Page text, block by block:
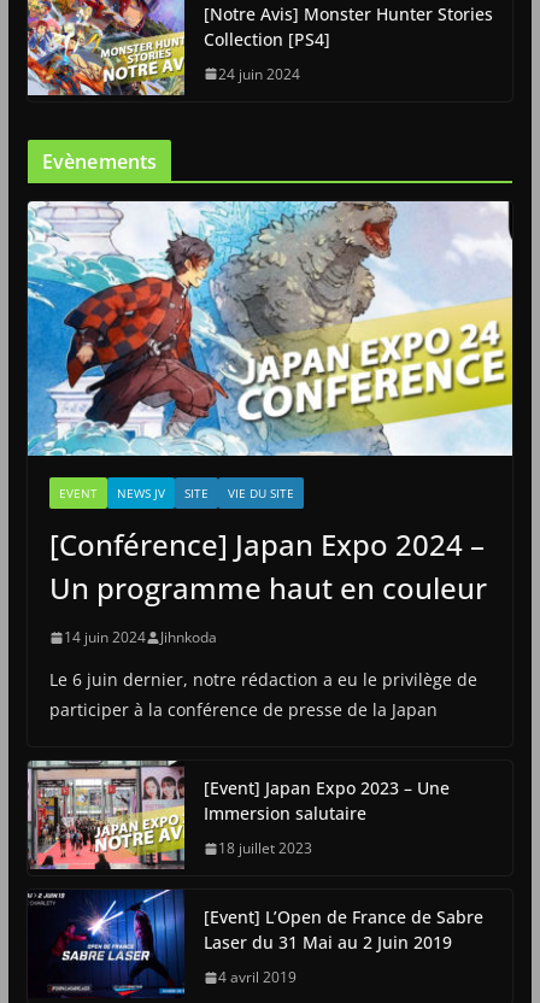
[Notre Avis] Monster Hunter Stories
Collection [PS4]
24 juin 2024
Evènements
EVENT NEWS JV SITE VIE DU SITE
[Conférence] Japan Expo 2024 –
Un programme haut en couleur
14 juin 2024 Jihnkoda
Le 6 juin dernier, notre rédaction a eu le privilège de
participer à la conférence de presse de la Japan
[Event] Japan Expo 2023 – Une
Immersion salutaire
18 juillet 2023
[Event] L’Open de France de Sabre
Laser du 31 Mai au 2 Juin 2019
4 avril 2019